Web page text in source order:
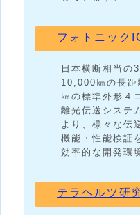
フォトニック
日本横断相当の
10,000㎞の長距
㎞の標準外形４
離光伝送システ
より、様々な伝
機能・性能検証
効率的な開発環
テラヘルツ研